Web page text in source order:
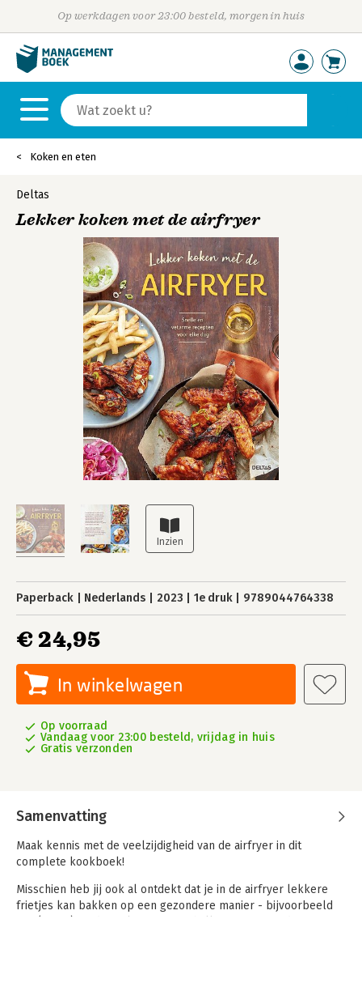
Op werkdagen voor 23:00 besteld, morgen in huis
Koken en eten
Deltas
Lekker koken met de airfryer
Paperback Nederlands 2023 1e druk 9789044764338
€ 24,95
In winkelwagen
Op voorraad
Vandaag voor 23:00 besteld, vrijdag in huis
Gratis verzonden
Samenvatting
Maak kennis met de veelzijdigheid van de airfryer in dit
complete kookboek!
Misschien heb jij ook al ontdekt dat je in de airfryer lekkere
frietjes kan bakken op een gezondere manier - bijvoorbeeld